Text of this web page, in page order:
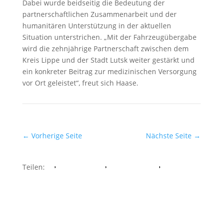
Dabei wurde beidseitig die Bedeutung der
partnerschaftlichen Zusammenarbeit und der
humanitären Unterstützung in der aktuellen
Situation unterstrichen. „Mit der Fahrzeugübergabe
wird die zehnjährige Partnerschaft zwischen dem
Kreis Lippe und der Stadt Lutsk weiter gestärkt und
ein konkreter Beitrag zur medizinischen Versorgung
vor Ort geleistet“, freut sich Haase.
← Vorherige Seite Nächste Seite →
Teilen: Facebook Whatsapp Twitter